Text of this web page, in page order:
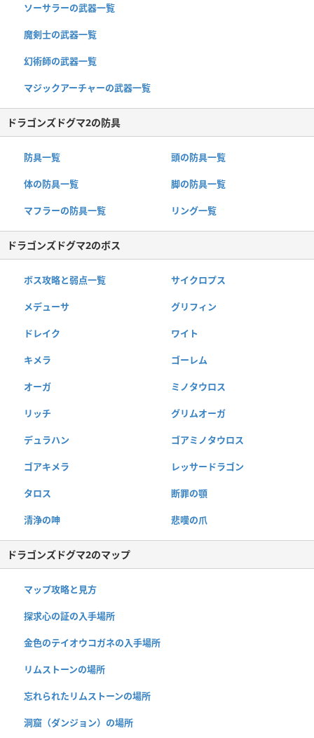
ソーサラーの武器一覧
魔剣士の武器一覧
幻術師の武器一覧
マジックアーチャーの武器一覧
ドラゴンズドグマ2の防具
防具一覧 頭の防具一覧
体の防具一覧 脚の防具一覧
マフラーの防具一覧 リング一覧
ドラゴンズドグマ2のボス
ボス攻略と弱点一覧 サイクロプス
メデューサ グリフィン
ドレイク ワイト
キメラ ゴーレム
オーガ ミノタウロス
リッチ グリムオーガ
デュラハン ゴアミノタウロス
ゴアキメラ レッサードラゴン
タロス 断罪の顎
清浄の呻 悲嘆の爪
ドラゴンズドグマ2のマップ
マップ攻略と見方
探求心の証の入手場所
金色のテイオウコガネの入手場所
リムストーンの場所
忘れられたリムストーンの場所
洞窟（ダンジョン）の場所